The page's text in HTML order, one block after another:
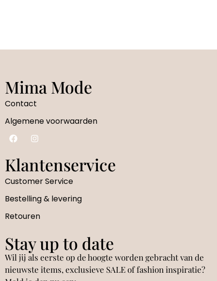
Mima Mode
Contact
Algemene voorwaarden
Klantenservice
Customer Service
Bestelling & levering
Retouren
Stay up to date
Wil jij als eerste op de hoogte worden gebracht van de
nieuwste items, exclusieve SALE of fashion inspiratie?